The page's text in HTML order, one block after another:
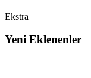
Ekstra
Yeni Eklenenler